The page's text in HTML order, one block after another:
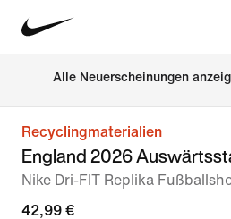
Alle Neuerscheinungen
Recyclingmaterialien
England 2026
Nike Dri-FIT Replika
42,99 €